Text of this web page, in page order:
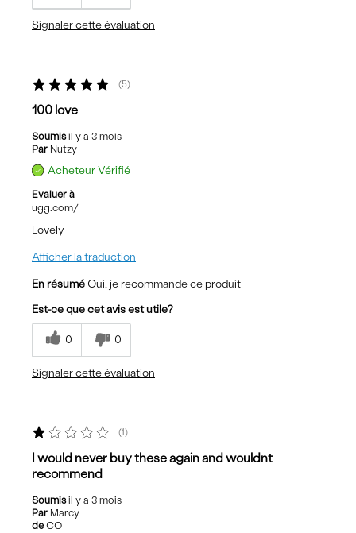
Signaler cette évaluation
5
100 love
Soumisil y a 3 mois
Par Nutzy
Acheteur Vérifié
Evaluer à
ugg.com/
Lovely
Afficher la traduction
En résumé Oui, je recommande ce produit
Est-ce que cet avis est utile?
0 0
Signaler cette évaluation
1
I would never buy these again and wouldnt
recommend
Soumisil y a 3 mois
Par Marcy
de CO